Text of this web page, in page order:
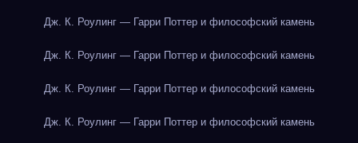
Дж. К. Роулинг — Гарри Поттер и философский камень
Дж. К. Роулинг — Гарри Поттер и философский камень
Дж. К. Роулинг — Гарри Поттер и философский камень
Дж. К. Роулинг — Гарри Поттер и философский камень